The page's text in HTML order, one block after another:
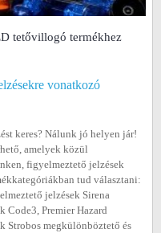
tetővillogó termékhez
vonatkozó
keres? Nálunk jó helyen jár!
amelyek közül
figyelmeztető jelzések
tud választani:
jelzések Sirena
Code3, Premier Hazard
Strobos megkülönböztető és